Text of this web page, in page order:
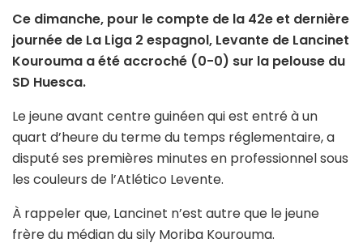
Ce dimanche, pour le compte de la 42e et dernière
journée de La Liga 2 espagnol, Levante de Lancinet
Kourouma a été accroché (0-0) sur la pelouse du
SD Huesca.
Le jeune avant centre guinéen qui est entré à un
quart d’heure du terme du temps réglementaire, a
disputé ses premières minutes en professionnel sous
les couleurs de l’Atlético Levente.
À rappeler que, Lancinet n’est autre que le jeune
frère du médian du sily Moriba Kourouma.